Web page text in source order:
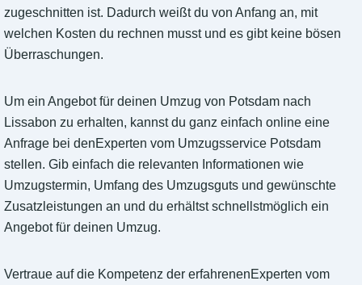
zugeschnitten ist. Dadurch weißt du von Anfang an, mit
welchen Kosten du rechnen musst und es gibt keine bösen
Überraschungen.
Um ein Angebot für deinen Umzug von Potsdam nach
Lissabon zu erhalten, kannst du ganz einfach online eine
Anfrage bei denExperten vom Umzugsservice Potsdam
stellen. Gib einfach die relevanten Informationen wie
Umzugstermin, Umfang des Umzugsguts und gewünschte
Zusatzleistungen an und du erhältst schnellstmöglich ein
Angebot für deinen Umzug.
Vertraue auf die Kompetenz der erfahrenenExperten vom